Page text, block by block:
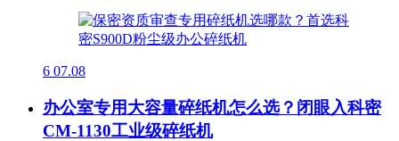
6 07.08
办公室专用大容量碎纸机怎么选？闭眼入科密
CM-1130工业级碎纸机